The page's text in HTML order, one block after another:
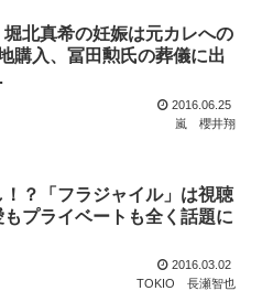
北真希の妊娠は元カレへの
購入、冨田勲氏の葬儀に出
2016.06.25
嵐
櫻井翔
？「フラジャイル」は視聴
プライベートも全く話題に
2016.03.02
TOKIO
長瀬智也